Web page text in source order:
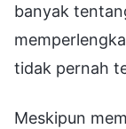
banyak
tidak pernah
Meskipun